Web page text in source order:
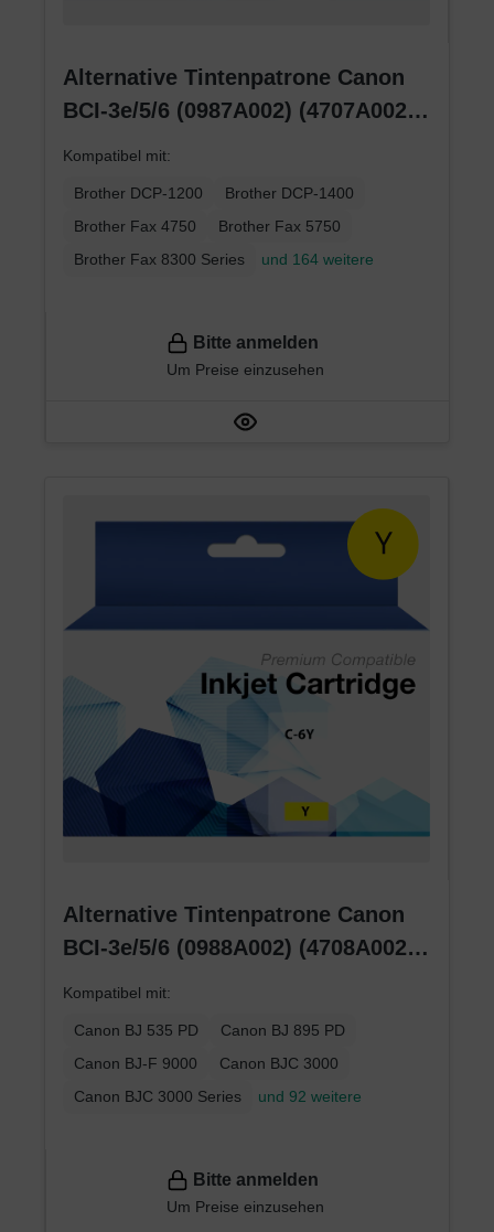
Alternative Tintenpatrone Canon
BCI-3e/5/6 (0987A002) (4707A002)
Kompatibel mit:
Brother DCP-1200
Brother DCP-1400
Brother Fax 4750
Brother Fax 5750
Brother Fax 8300 Series
und 164 weitere
Bitte anmelden
Um Preise einzusehen
Alternative Tintenpatrone Canon
BCI-3e/5/6 (0988A002) (4708A002)
Kompatibel mit:
Canon BJ 535 PD
Canon BJ 895 PD
Canon BJ-F 9000
Canon BJC 3000
Canon BJC 3000 Series
und 92 weitere
Bitte anmelden
Um Preise einzusehen